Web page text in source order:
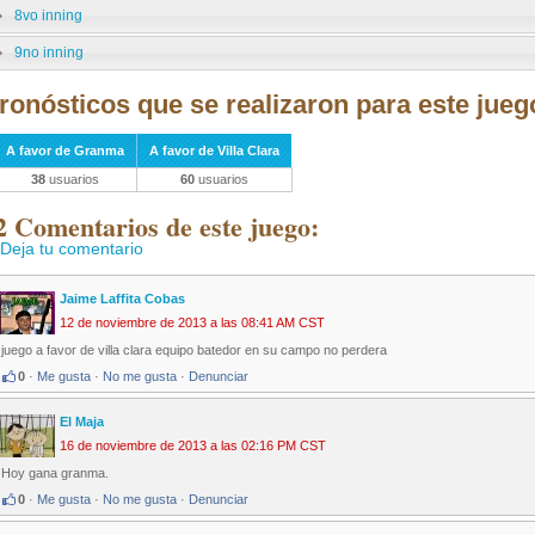
8vo inning
9no inning
que se realizaron para este
A favor de Granma
A favor de Villa Clara
38 usuarios 60 usuarios
Comentarios de este juego:
Deja tu comentario
Jaime Laffita Cobas
12 de noviembre de 2013 a las 08:41 AM CST
juego a favor de villa clara equipo batedor en su campo no perdera
0 · Me gusta · No me gusta · Denunciar
El Maja
16 de noviembre de 2013 a las 02:16 PM CST
Hoy gana granma.
0 · Me gusta · No me gusta · Denunciar